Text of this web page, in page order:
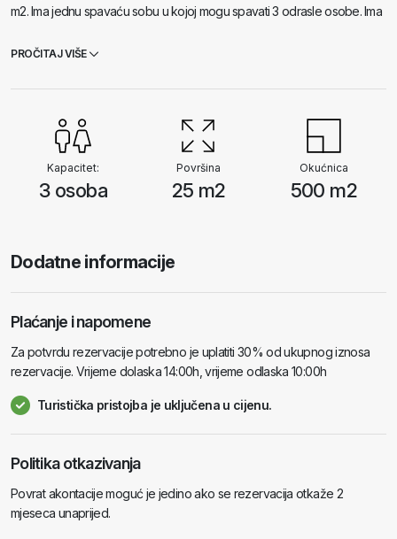
m2. Ima jednu spavaću sobu u kojoj mogu spavati 3 odrasle osobe. Ima
za jednu osobu. Ima kupaonicu sa tuš-kadom. Površina Balkon/terase
se može koristiti. Ribarska kuća je oko 2000 m. udaljen od centra
dozvoljeni. Apartman se nalazi na mirnoj lokaciji uz more. Pruža odmor i
uživanje u ljepotama prirode, mora i čarobnim zalascima sunca. Udaljen
je svega 6 minuta hoda do uvale i plaže "Čigrađa".
PROČITAJ VIŠE
Kapacitet:
3 osoba
Površina
25 m2
Okućnica
500 m2
Dodatne informacije
Plaćanje i napomene
Za potvrdu rezervacije potrebno je uplatiti 30% od ukupnog iznosa
rezervacije. Vrijeme dolaska 14:00h, vrijeme odlaska 10:00h
Turistička pristojba je uključena u cijenu.
Politika otkazivanja
Povrat akontacije moguć je jedino ako se rezervacija otkaže 2
mjeseca unaprijed.